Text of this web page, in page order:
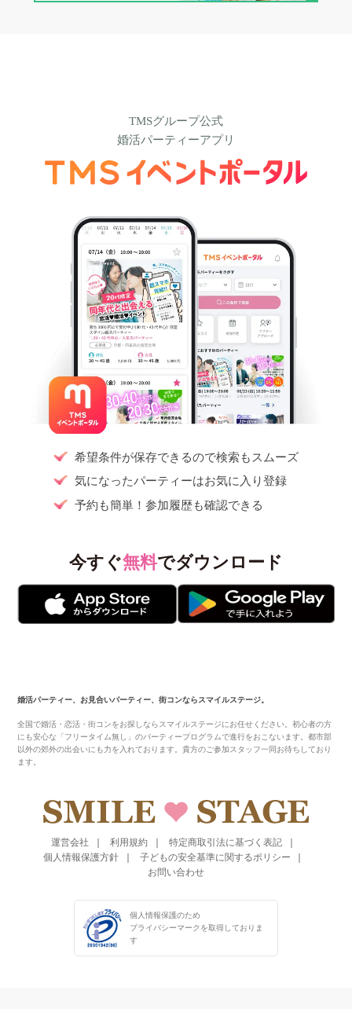
TMSグループ公式
婚活パーティーアプリ
希望条件が保存できるので検索もスムーズ
気になったパーティーはお気に入り登録
予約も簡単！参加履歴も確認できる
今すぐ無料でダウンロード
婚活パーティー、お見合いパーティー、街コンならスマイルステージ。
全国で婚活・恋活・街コンをお探しならスマイルステージにお任せください。初心者の方
にも安心な「フリータイム無し」のパーティープログラムで進行をおこないます。都市部
以外の郊外の出会いにも力を入れております。貴方のご参加スタッフ一同お待ちしており
ます。
運営会社 利用規約
特定商取引法に基づく表記
個人情報保護方針
子どもの安全基準に関するポリシー
お問い合わせ
個人情報保護のため
プライバシーマークを取得しておりま
す